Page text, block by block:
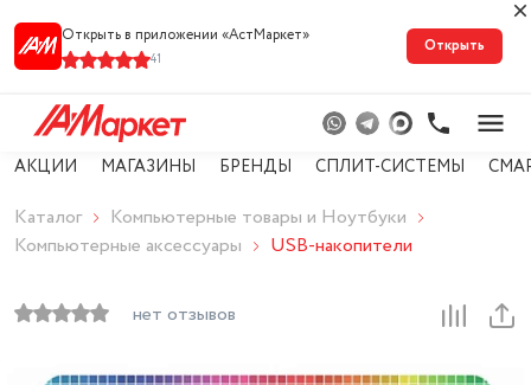
Открыть в приложении «АстМарке‪т‬»
41
Открыть
АКЦИИ МАГАЗИНЫ БРЕНДЫ СПЛИТ-СИСТЕМЫ
Каталог
Компьютерные товары и Ноутбуки
Компьютерные аксессуары
USB-накопители
нет отзывов